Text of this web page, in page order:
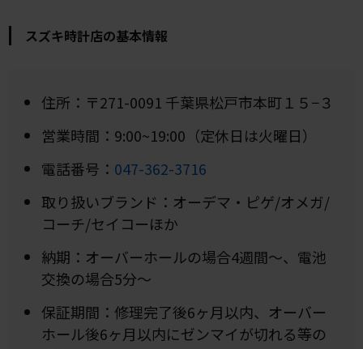
スズキ時計店の基本情報
住所：〒271-0091 千葉県松戸市本町１５−３
営業時間：9:00~19:00（定休日は火曜日）
電話番号： 047-362-3716
取り扱いブランド：オーデマ・ピゲ/オメガ/
コーチ/セイコーほか
納期：オーバーホールの場合4週間〜、電池
交換の場合5分〜
保証期間：修理完了後6ヶ月以内、オーバー
ホール後6ヶ月以内にゼンマイが切れる等の